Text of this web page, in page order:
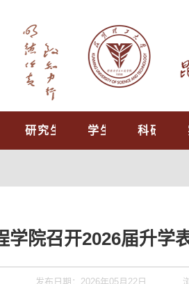
育 研究生培养 学生工作 科研工作
学院召开2026届升学
发布日期：2026年05月22日